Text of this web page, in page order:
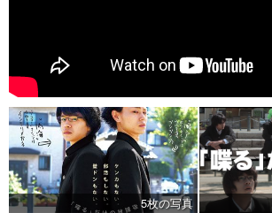
5枚の写真